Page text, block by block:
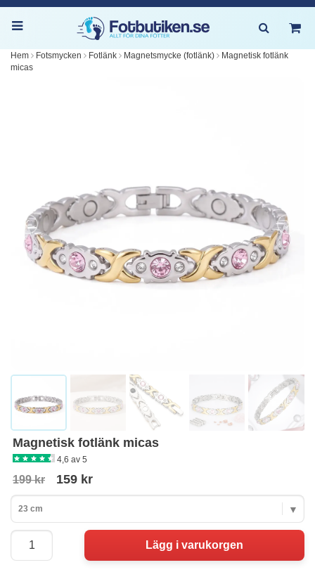
Hem Fotsmycken Fotlänk Magnetsmycke (fotlänk)
Magnetisk fotlänk
micas
Magnetisk fotlänk micas
4,6 av 5
199 kr 159 kr
23 cm